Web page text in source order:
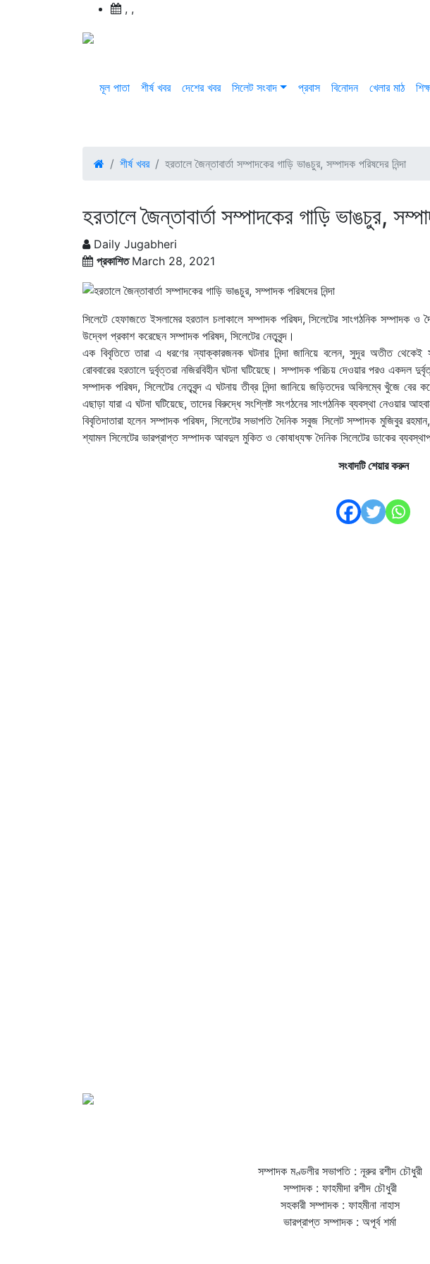
, ,
মূল পাতা শীর্ষ খবর দেশের খবর সিলেট সংবাদ প্রবাস বিনোদন খেলার মাঠ
শীর্ষ খবর হরতালে জৈন্তাবার্তা সম্পাদকের গাড়ি ভাঙচুর, সম্পাদক পরিষদের নিন্দা
হরতালে জৈন্তাবার্তা সম্পাদকের গাড়ি ভাঙচুর,
Daily Jugabheri
প্রকাশিতMarch 28, 2021
সিলেটে হেফাজতে ইসলামের হরতাল চলাকালে সম্পাদক পরিষদ, সিলেটের সাংগঠনিক সম্পাদক ও
উদ্বেগ প্রকাশ করেছেন সম্পাদক পরিষদ, সিলেটের নেতৃবৃন্দ।
এক বিবৃতিতে তারা এ ধরণের ন্যাক্কারজনক ঘটনার নিন্দা জানিয়ে বলেন, সুদূর অতীত
রোববারের হরতালে দুর্বৃত্তরা নজিরবিহীন ঘটনা ঘটিয়েছে। সম্পাদক পরিচয় দেওয়ার পরও একদল
সম্পাদক পরিষদ, সিলেটের নেতৃবৃন্দ এ ঘটনায় তীব্র নিন্দা জানিয়ে জড়িতদের অবিলম্বে খুঁজে বের
এছাড়া যারা এ ঘটনা ঘটিয়েছে, তাদের বিরুদ্ধে সংশ্লিষ্ট সংগঠনের সাংগঠনিক ব্যবস্থা নেওয়ার
বিবৃতিদাতারা হলেন সম্পাদক পরিষদ, সিলেটের সভাপতি দৈনিক সবুজ সিলেট সম্পাদক মুজিবুর
শ্যামল সিলেটের ভারপ্রাপ্ত সম্পাদক আবদুল মুকিত ও কোষাধ্যক্ষ দৈনিক সিলেটের ডাকের
সংবাদটি শেয়ার করুন
সম্পাদক মণ্ডলীর সভাপতি : নূরুর রশীদ চৌধুরী
সম্পাদক : ফাহমীদা রশীদ চৌধুরী
সহকারী সম্পাদক : ফাহমীনা নাহাস
ভারপ্রাপ্ত সম্পাদক : অপূর্ব শর্মা